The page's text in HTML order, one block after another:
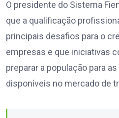
O presidente do Sistema
que a qualificação
principais desafios para o
empresas e que iniciativas
preparar a população para
disponíveis no mercado de